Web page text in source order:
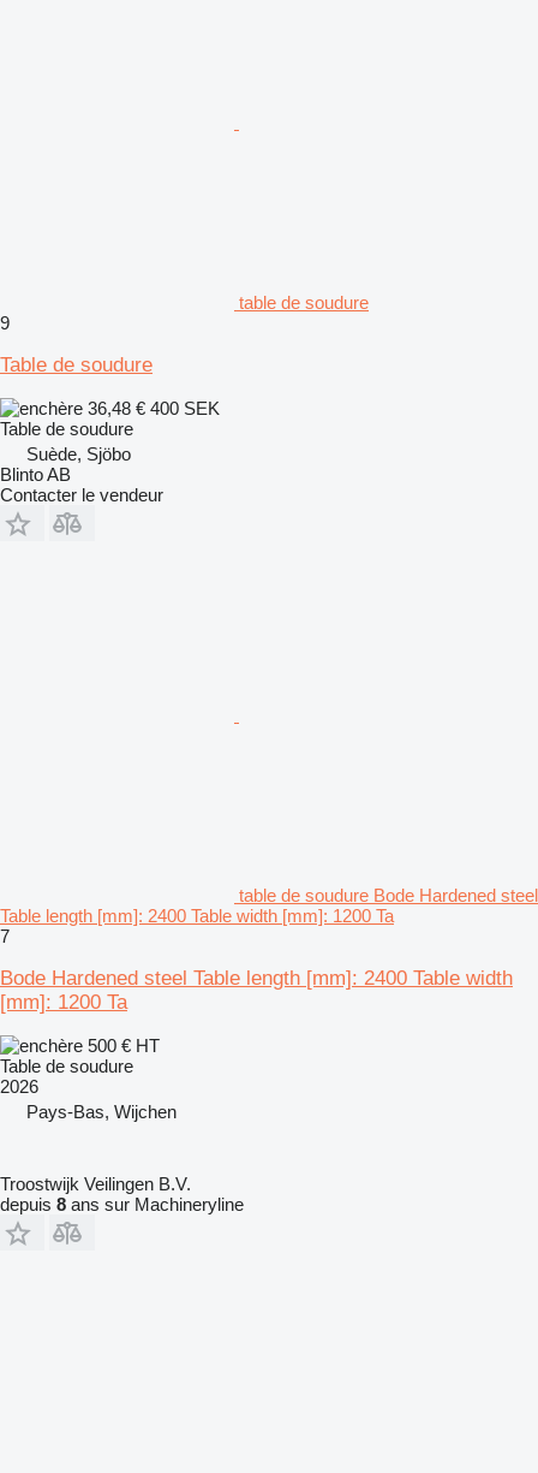
table de soudure
9
Table de soudure
36,48 € 400 SEK
Table de soudure
Suède, Sjöbo
Blinto AB
Contacter le vendeur
table de soudure Bode Hardened steel
Table length [mm]: 2400 Table width [mm]: 1200 Ta
7
Bode Hardened steel Table length [mm]: 2400 Table width
[mm]: 1200 Ta
500 € HT
Table de soudure
2026
Pays-Bas, Wijchen
Troostwijk Veilingen B.V.
depuis 8 ans sur Machineryline